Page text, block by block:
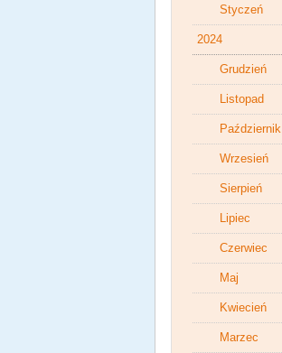
Styczeń
2024
Grudzień
Listopad
Październik
Wrzesień
Sierpień
Lipiec
Czerwiec
Maj
Kwiecień
Marzec